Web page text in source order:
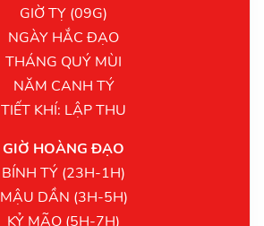
GIỜ TỴ (09G)
NGÀY HẮC ĐẠO
THÁNG QUÝ MÙI
NĂM CANH TÝ
TIẾT KHÍ: LẬP THU
GIỜ HOÀNG ĐẠO
BÍNH TÝ (23H-1H)
MẬU DẦN (3H-5H)
KỶ MÃO (5H-7H)